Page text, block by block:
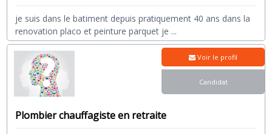
je suis dans le batiment depuis pratiquement 40 ans dans la
renovation placo et peinture parquet je ...
Plombier chauffagiste en retraite
Voir le profil
Candidat